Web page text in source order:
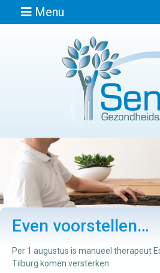
Menu
Afspraak
Locaties
Contact
Osteopathie
Even voorstellen…
Per 1 augustus is manueel therapeut
Tilburg komen versterken.